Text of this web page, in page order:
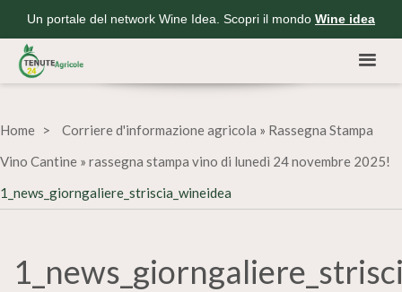
Un portale del network Wine Idea. Scopri il mondo Wine idea
Home Corriere d'informazione agricola » Rassegna Stampa
Vino Cantine » rassegna stampa vino di lunedì 24 novembre 2025!
1_news_giorngaliere_striscia_wineidea